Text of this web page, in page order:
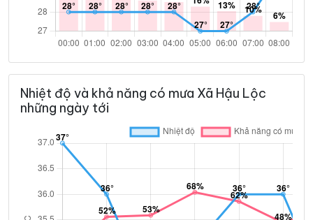
Nhiệt độ và khả năng có mưa Xã Hậu Lộc
những ngày tới